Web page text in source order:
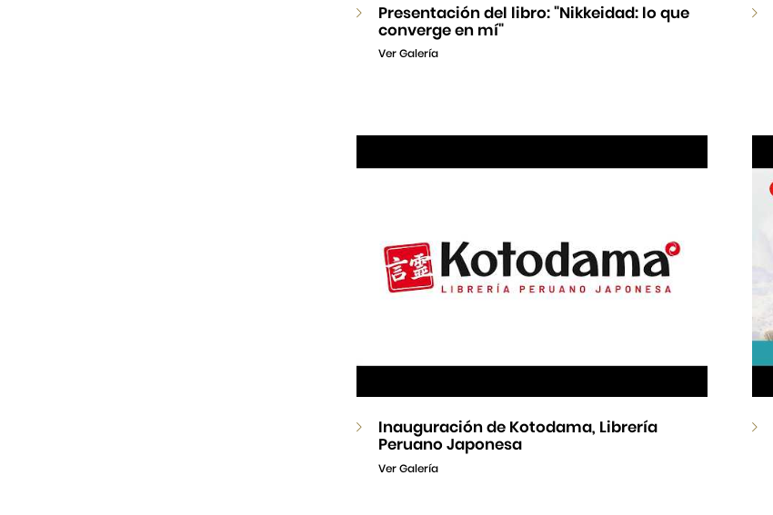
Presentación del libro: "Nikkeidad: lo que
converge en mí"
Ver Galería
Inauguración de Kotodama, Librería
Peruano Japonesa
Ver Galería